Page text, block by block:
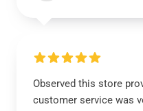
Observed this store
customer service was